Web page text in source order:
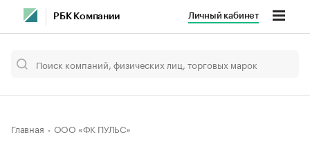
РБК Компании Личный кабинет
Главная ООО «ФК ПУЛЬС»